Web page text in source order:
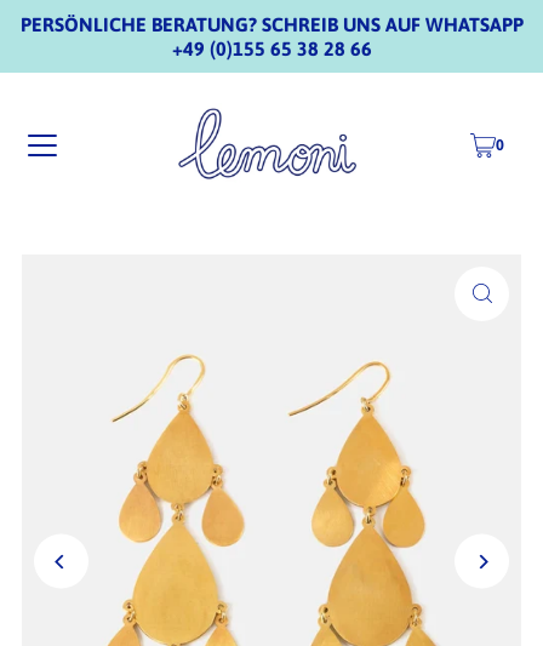
PERSÖNLICHE BERATUNG? SCHREIB UNS AUF WHATSAPP
+49 (0)155 65 38 28 66
0